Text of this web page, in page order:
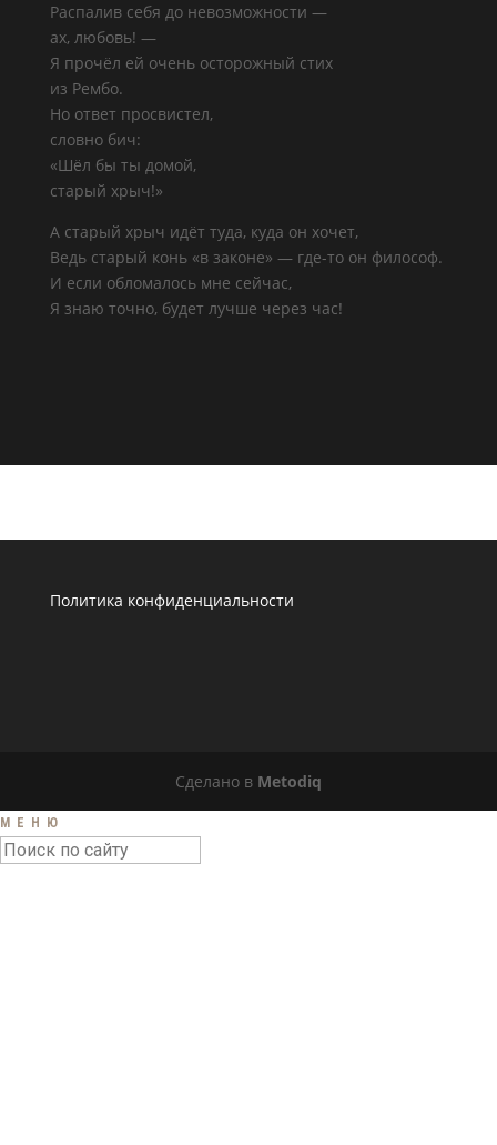
Распалив себя до невозможности —
ах, любовь! —
Я прочёл ей очень осторожный стих
из Рембо.
Но ответ просвистел,
словно бич:
«Шёл бы ты домой,
старый хрыч!»
А старый хрыч идёт туда, куда он хочет,
Ведь старый конь «в законе» — где-то он философ.
И если обломалось мне сейчас,
Я знаю точно, будет лучше через час!
Политика конфиденциальности
Сделано в Metodiq
МЕНЮ